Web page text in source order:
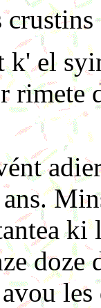
el
rimete
ki
doze